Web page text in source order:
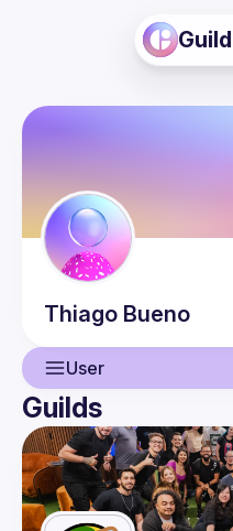
Guild
Thiago Bueno
User
User
Guilds
Guilds